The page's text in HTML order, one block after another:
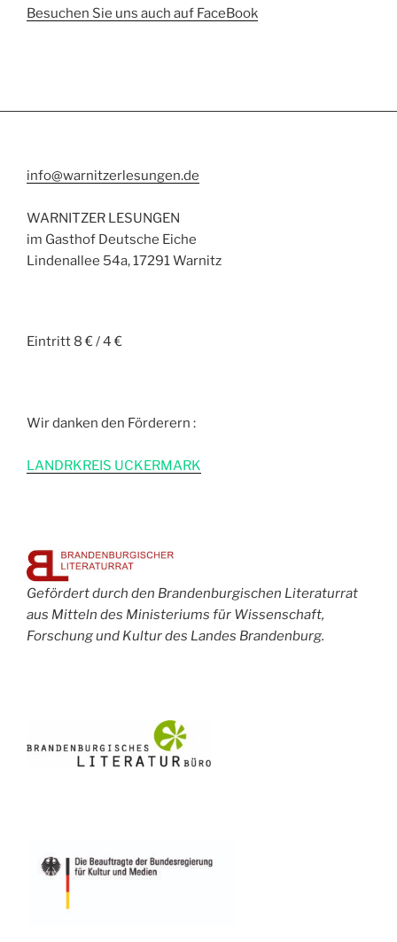
Besuchen Sie uns auch auf FaceBook
info@warnitzerlesungen.de
WARNITZER LESUNGEN
im Gasthof Deutsche Eiche
Lindenallee 54a, 17291 Warnitz
Eintritt 8 € / 4 €
Wir danken den Förderern :
LANDRKREIS UCKERMARK
Gefördert durch den Brandenburgischen Literaturrat
aus Mitteln des Ministeriums für Wissenschaft,
Forschung und Kultur des Landes Brandenburg.